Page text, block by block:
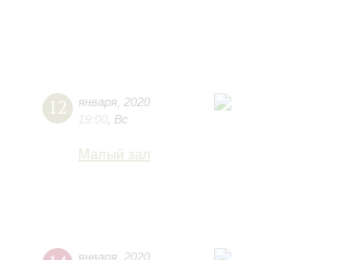
12 января 2020
19:00 Вс
Малый зал
января 2020